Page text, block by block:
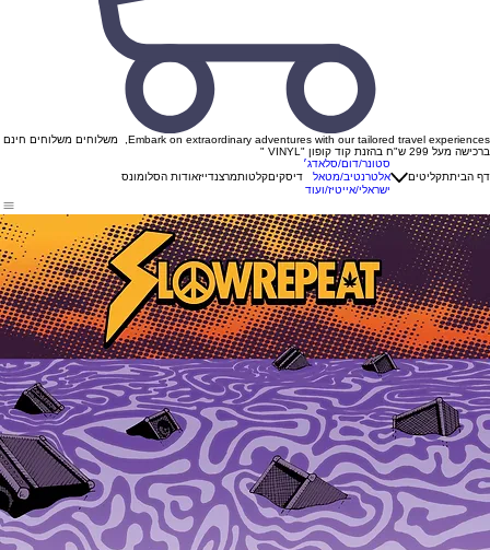
Embark on extraordinary adventures with our tailored travel experiences, משלוחים משלוחים חינם
ברכישה מעל 299 ש"ח בהזנת קוד קופון "VINYL "
דף הביתתקליטים
סטונר/דום/סלאדג׳
אלטרנטיב/מטאל
ישראלי/אייטיז/ועוד
דיסקיםקלטותמרצנדייזאודות הסלומונס